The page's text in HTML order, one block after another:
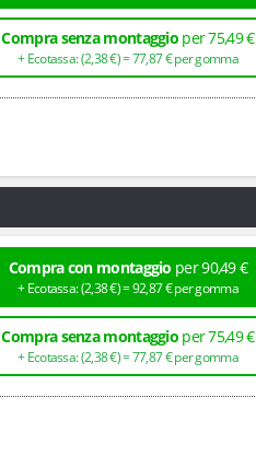
Compra senza montaggio per 75,49 €
+ Ecotassa: (2,38€ ) =77,87€per gomma
Compra con montaggio per 90,49 €
+ Ecotassa: (2,38€ ) =92,87€per gomma
Compra senza montaggio per 75,49 €
+ Ecotassa: (2,38€ ) =77,87€per gomma